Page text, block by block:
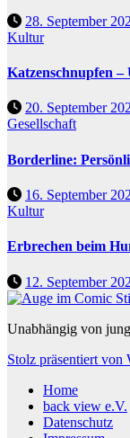
28. September
Kultur
Katzenschnupfen –
20. September
Gesellschaft
Borderline:
16. September
Kultur
Erbrechen beim
12. September
Unabhängig von
Stolz präsentiert von
Home
back view e.V.
Datenschutz